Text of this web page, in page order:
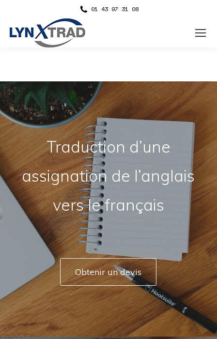
01 43 97 31 08
Traduction d’une
assignation de l’anglais
vers le français
Obtenir un devis